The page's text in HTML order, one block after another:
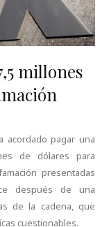
millones
acordado pagar una
de dólares para
presentadas
después de una
de la cadena, que
cuestionables.